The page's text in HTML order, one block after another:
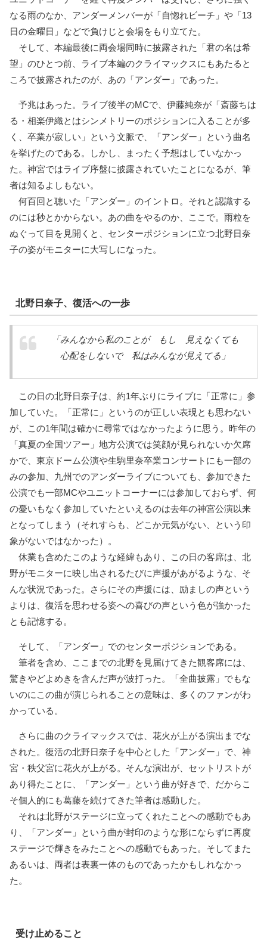
なる雨のなか、アンダーメンバーが「自惚れビーチ」や「13
日の金曜日」などで負けじと会場をもり立てた。
そして、本編最後に両会場同時に披露された「君の名は希
望」のひとつ前、ライブ本編のクライマックスにもあたると
ころで披露されたのが、あの「アンダー」であった。
予兆はあった。ライブ後半のMCで、伊藤純奈が「斎藤ちは
る・相楽伊織とはシンメトリーのポジションに入ることが多
く、卒業が寂しい」という文脈で、「アンダー」という曲名
を挙げたのである。しかし、まったく予想はしていなかっ
た。神宮ではライブ序盤に披露されていたことになるが、筆
者は知るよしもない。
何百回と聴いた「アンダー」のイントロ。それと認識する
のには秒とかからない。あの曲をやるのか、ここで。雨粒を
ぬぐって目を見開くと、センターポジションに立つ北野日奈
子の姿がモニターに大写しになった。
北野日奈子、復活への一歩
「みんなから私のことが もし 見えなくても
心配をしないで 私はみんなが見えてる」
この日の北野日奈子は、約1年ぶりにライブに「正常に」参
加していた。「正常に」というのが正しい表現とも思わない
が、この1年間は確かに尋常ではなかったように思う。昨年の
「真夏の全国ツアー」地方公演では笑顔が見られないか欠席
かで、東京ドーム公演や生駒里奈卒業コンサートにも一部の
みの参加、九州でのアンダーライブについても、参加できた
公演でも一部MCやユニットコーナーには参加しておらず、何
の憂いもなく参加していたといえるのは去年の神宮公演以来
となってしまう（それすらも、どこか元気がない、という印
象がないではなかった）。
休業も含めたこのような経緯もあり、この日の客席は、北
野がモニターに映し出されるたびに声援があがるような、そ
んな状況であった。さらにその声援には、励ましの声という
よりは、復活を思わせる姿への喜びの声という色が強かった
とも記憶する。
そして、「アンダー」でのセンターポジションである。
筆者を含め、ここまでの北野を見届けてきた観客席には、
驚きやどよめきを含んだ声が波打った。「全曲披露」でもな
いのにこの曲が演じられることの意味は、多くのファンがわ
かっている。
さらに曲のクライマックスでは、花火が上がる演出までな
された。復活の北野日奈子を中心とした「アンダー」で、神
宮・秩父宮に花火が上がる。そんな演出が、セットリストが
あり得たことに、「アンダー」という曲が好きで、だからこ
そ個人的にも葛藤を続けてきた筆者は感動した。
それは北野がステージに立ってくれたことへの感動でもあ
り、「アンダー」という曲が封印のような形にならずに再度
ステージで輝きをみたことへの感動でもあった。そしてまた
あるいは、両者は表裏一体のものであったかもしれなかっ
た。
受け止めること